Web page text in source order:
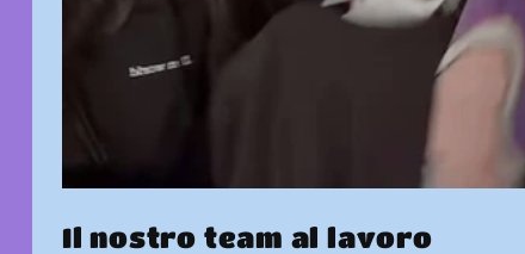
Il nostro team al lavoro